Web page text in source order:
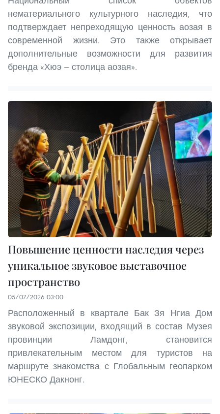
нематериального культурного наследия, что
подтверждает непреходящую ценность аозая в
современной жизни. Это также открывает
дополнительные возможности для развития
бренда «Хюэ — столица аозая».
Повышение ценности наследия через
уникальное звуковое выставочное
пространство
05/07/2026 03:00
Расположенный в квартале Бак Зя Нгиа Дом
звуковой экспозиции, входящий в состав Музея
провинции Ламдонг, становится
привлекательным местом для туристов на
маршруте знакомства с Глобальным геопарком
ЮНЕСКО Дакнонг.